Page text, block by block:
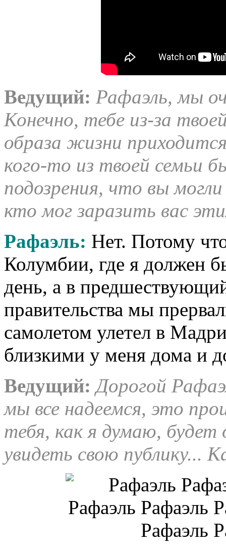
Ведущий: Рафаэль, мы
Конечно, тебе из-за
образа жизни
кого-то из твоей семьи
подозрения, что вы
кто мог заразить вас
Рафаэль: Нет. Потому
Колумбии, где я должен
день, а в
правительства мы
самолетом улетел в
близкими у меня дома и
Ведущий:Дорогой
мы все надеемся, это
тебя, как я думаю,
увидеть свою публику...